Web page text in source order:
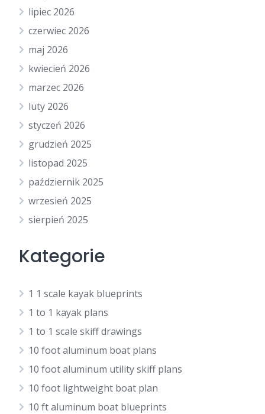
lipiec 2026
czerwiec 2026
maj 2026
kwiecień 2026
marzec 2026
luty 2026
styczeń 2026
grudzień 2025
listopad 2025
październik 2025
wrzesień 2025
sierpień 2025
Kategorie
1 1 scale kayak blueprints
1 to 1 kayak plans
1 to 1 scale skiff drawings
10 foot aluminum boat plans
10 foot aluminum utility skiff plans
10 foot lightweight boat plan
10 ft aluminum boat blueprints